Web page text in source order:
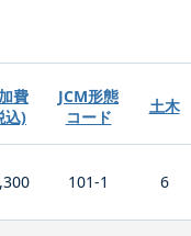
費
込)
JCM形態
コード
土木
101-1 6